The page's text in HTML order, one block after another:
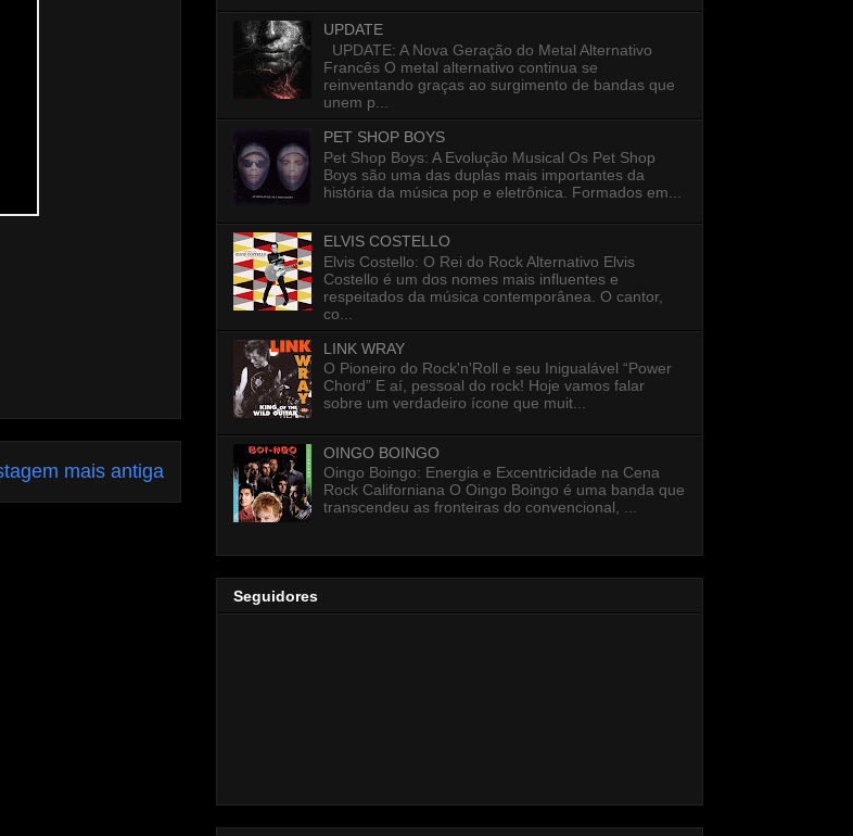
mais antiga
UPDATE
UPDATE: A Nova Geração do Metal Alternativo
Francês O metal alternativo continua se
reinventando graças ao surgimento de bandas que
unem p...
PET SHOP BOYS
Pet Shop Boys: A Evolução Musical Os Pet Shop
Boys são uma das duplas mais importantes da
história da música pop e eletrônica. Formados em...
ELVIS COSTELLO
Elvis Costello: O Rei do Rock Alternativo Elvis
Costello é um dos nomes mais influentes e
respeitados da música contemporânea. O cantor,
co...
LINK WRAY
O Pioneiro do Rock'n'Roll e seu Inigualável “Power
Chord” E aí, pessoal do rock! Hoje vamos falar
sobre um verdadeiro ícone que muit...
OINGO BOINGO
Oingo Boingo: Energia e Excentricidade na Cena
Rock Californiana O Oingo Boingo é uma banda que
transcendeu as fronteiras do convencional, ...
Seguidores